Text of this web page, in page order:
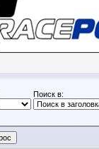
Поиск в: